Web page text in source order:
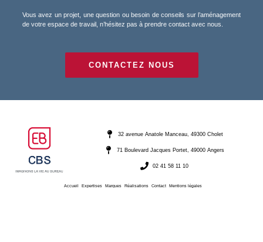
Vous avez un projet, une question ou besoin de conseils sur l’aménagement
de votre espace de travail, n’hésitez pas à prendre contact avec nous.
CONTACTEZ NOUS
32 avenue Anatole Manceau, 49300 Cholet
71 Boulevard Jacques Portet, 49000 Angers
02 41 58 11 10
Accueil Expertises Marques Réalisations Contact Mentions légales